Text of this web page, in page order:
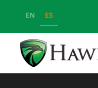
Ir al contenido
EN ES